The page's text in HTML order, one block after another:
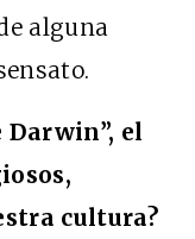
alguna
Darwin”, el
cultura?